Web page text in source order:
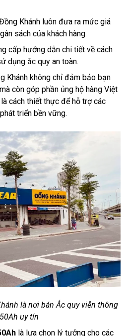
Khánh luôn đưa ra mức giá
sách của khách hàng.
cấp hướng dẫn chi tiết về cách
dụng ắc quy an toàn.
Khánh không chỉ đảm bảo bạn
còn góp phần ủng hộ hàng Việt
cách thiết thực để hỗ trợ các
triển bền vững.
là nơi bán Ắc quy viễn thông
uy tín
là lựa chọn lý tưởng cho các